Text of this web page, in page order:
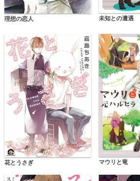
理想の恋人 未知との遭遇
花とうさぎ マウリと竜